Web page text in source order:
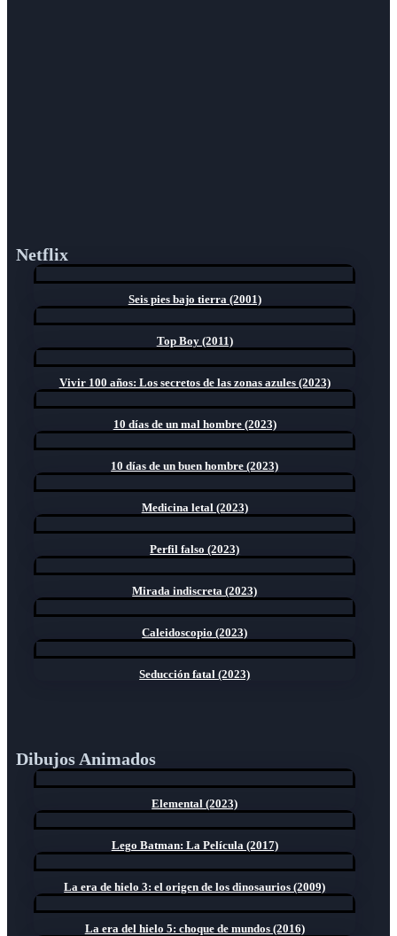
Netflix
Seis pies bajo tierra (2001)
Top Boy (2011)
Vivir 100 años: Los secretos de las zonas azules (2023)
10 días de un mal hombre (2023)
10 días de un buen hombre (2023)
Medicina letal (2023)
Perfil falso (2023)
Mirada indiscreta (2023)
Caleidoscopio (2023)
Seducción fatal (2023)
Dibujos Animados
Elemental (2023)
Lego Batman: La Película (2017)
La era de hielo 3: el origen de los dinosaurios (2009)
La era del hielo 5: choque de mundos (2016)